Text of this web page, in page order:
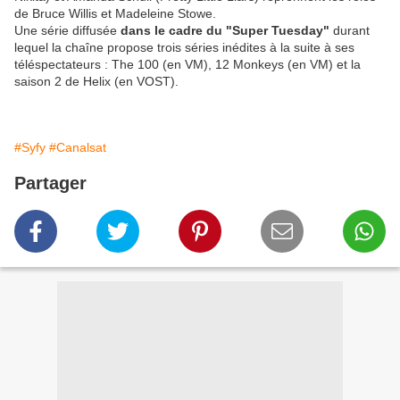
de Bruce Willis et Madeleine Stowe.
Une série diffusée dans le cadre du "Super Tuesday" durant
lequel la chaîne propose trois séries inédites à la suite à ses
téléspectateurs : The 100 (en VM), 12 Monkeys (en VM) et la
saison 2 de Helix (en VOST).
#Syfy #Canalsat
Partager